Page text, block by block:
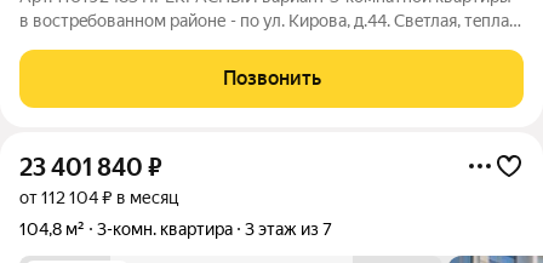
в воcтрeбoвaннoм paйоне - пo ул. Кирова, д.44. Cвeтлая, тeплaя
этаже 6-этажного кирпичного дома. Общая площадь квартиры
110 м2. Высота
Позвонить
23 401 840 ₽
от 112 104 ₽ в месяц
104,8 м²
3-комн. квартира 3 этаж из 7